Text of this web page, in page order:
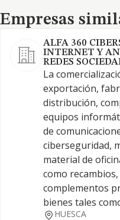
Empresas similares
Empresas
ALFA 360
INTERNET Y
REDES
La
exportación,
distribución,
equipos
de
ciberseguridad,
material de
como
complementos
bienes tales
HUESCA